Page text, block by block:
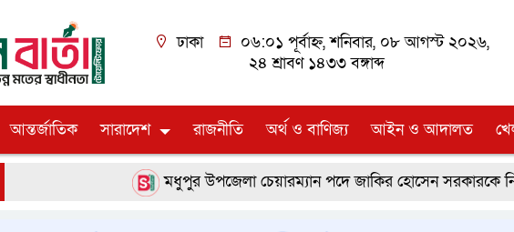
ঢাকা
০৬:০১ পূর্বাহ্ন, শনিবার, ০৮ আগস্ট ২০২৬,
২৪ শ্রাবণ ১৪৩৩ বঙ্গাব্দ
আন্তর্জাতিক সারাদেশ রাজনীতি অর্থ ও বাণিজ্য আইন ও আদালত
মধুপুর উপজেলা চেয়ারম্যান পদে জাকির হোসেন সরকারকে নিয়ে